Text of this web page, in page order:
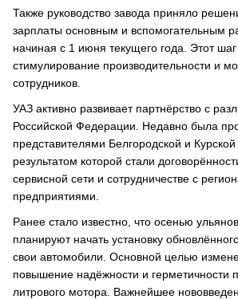
Также руководство завода приняло
зарплаты основным и вспомогательным
начиная с 1 июня текущего года. Этот
стимулирование производительности и
сотрудников.
УАЗ активно развивает партнёрство с
Российской Федерации. Недавно была
представителями Белгородской и Курской
результатом которой стали
сервисной сети и сотрудничестве с
предприятиями.
Ранее стало известно, что осенью
планируют начать установку
свои автомобили. Основной целью
повышение надёжности и герметичности
литрового мотора. Важнейшее